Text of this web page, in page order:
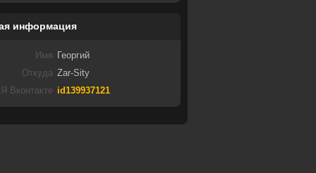
информация
Имя
Георгий
Откуда Zar-Sity
Я Вконтакте id139937121